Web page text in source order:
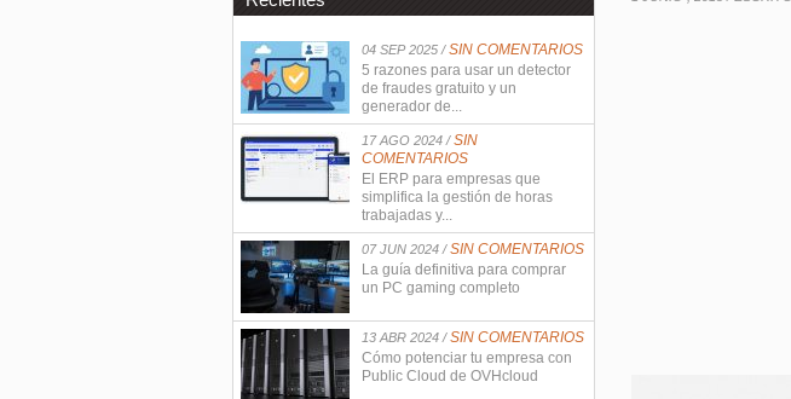
04 SEP 2025 /SIN COMENTARIOS
5 razones para usar un detector
de fraudes gratuito y un
generador de...
17 AGO 2024 /SIN
COMENTARIOS
El ERP para empresas que
simplifica la gestión de horas
trabajadas y...
07 JUN 2024 /SIN COMENTARIOS
La guía definitiva para comprar
un PC gaming completo
13 ABR 2024 /SIN COMENTARIOS
Cómo potenciar tu empresa con
Public Cloud de OVHcloud